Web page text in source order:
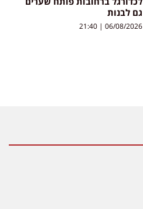
גם לבנות
06/08/2026